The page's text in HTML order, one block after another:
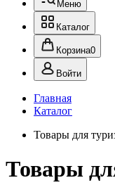
Меню
Каталог
Корзина0
Войти
Главная
Каталог
Товары для
Товары